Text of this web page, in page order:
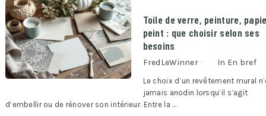
Toile de verre, peinture,
peint : que choisir selon ses
besoins
FredLeWinner In En bref
Le choix d’un revêtement mural
jamais anodin lorsqu’il s’agit
d’embellir ou de rénover son intérieur. Entre la …